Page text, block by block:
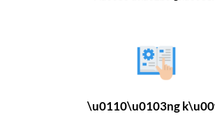
\u0110\u0103ng